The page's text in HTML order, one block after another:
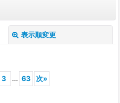
表示順変更
3 ... 63 次»